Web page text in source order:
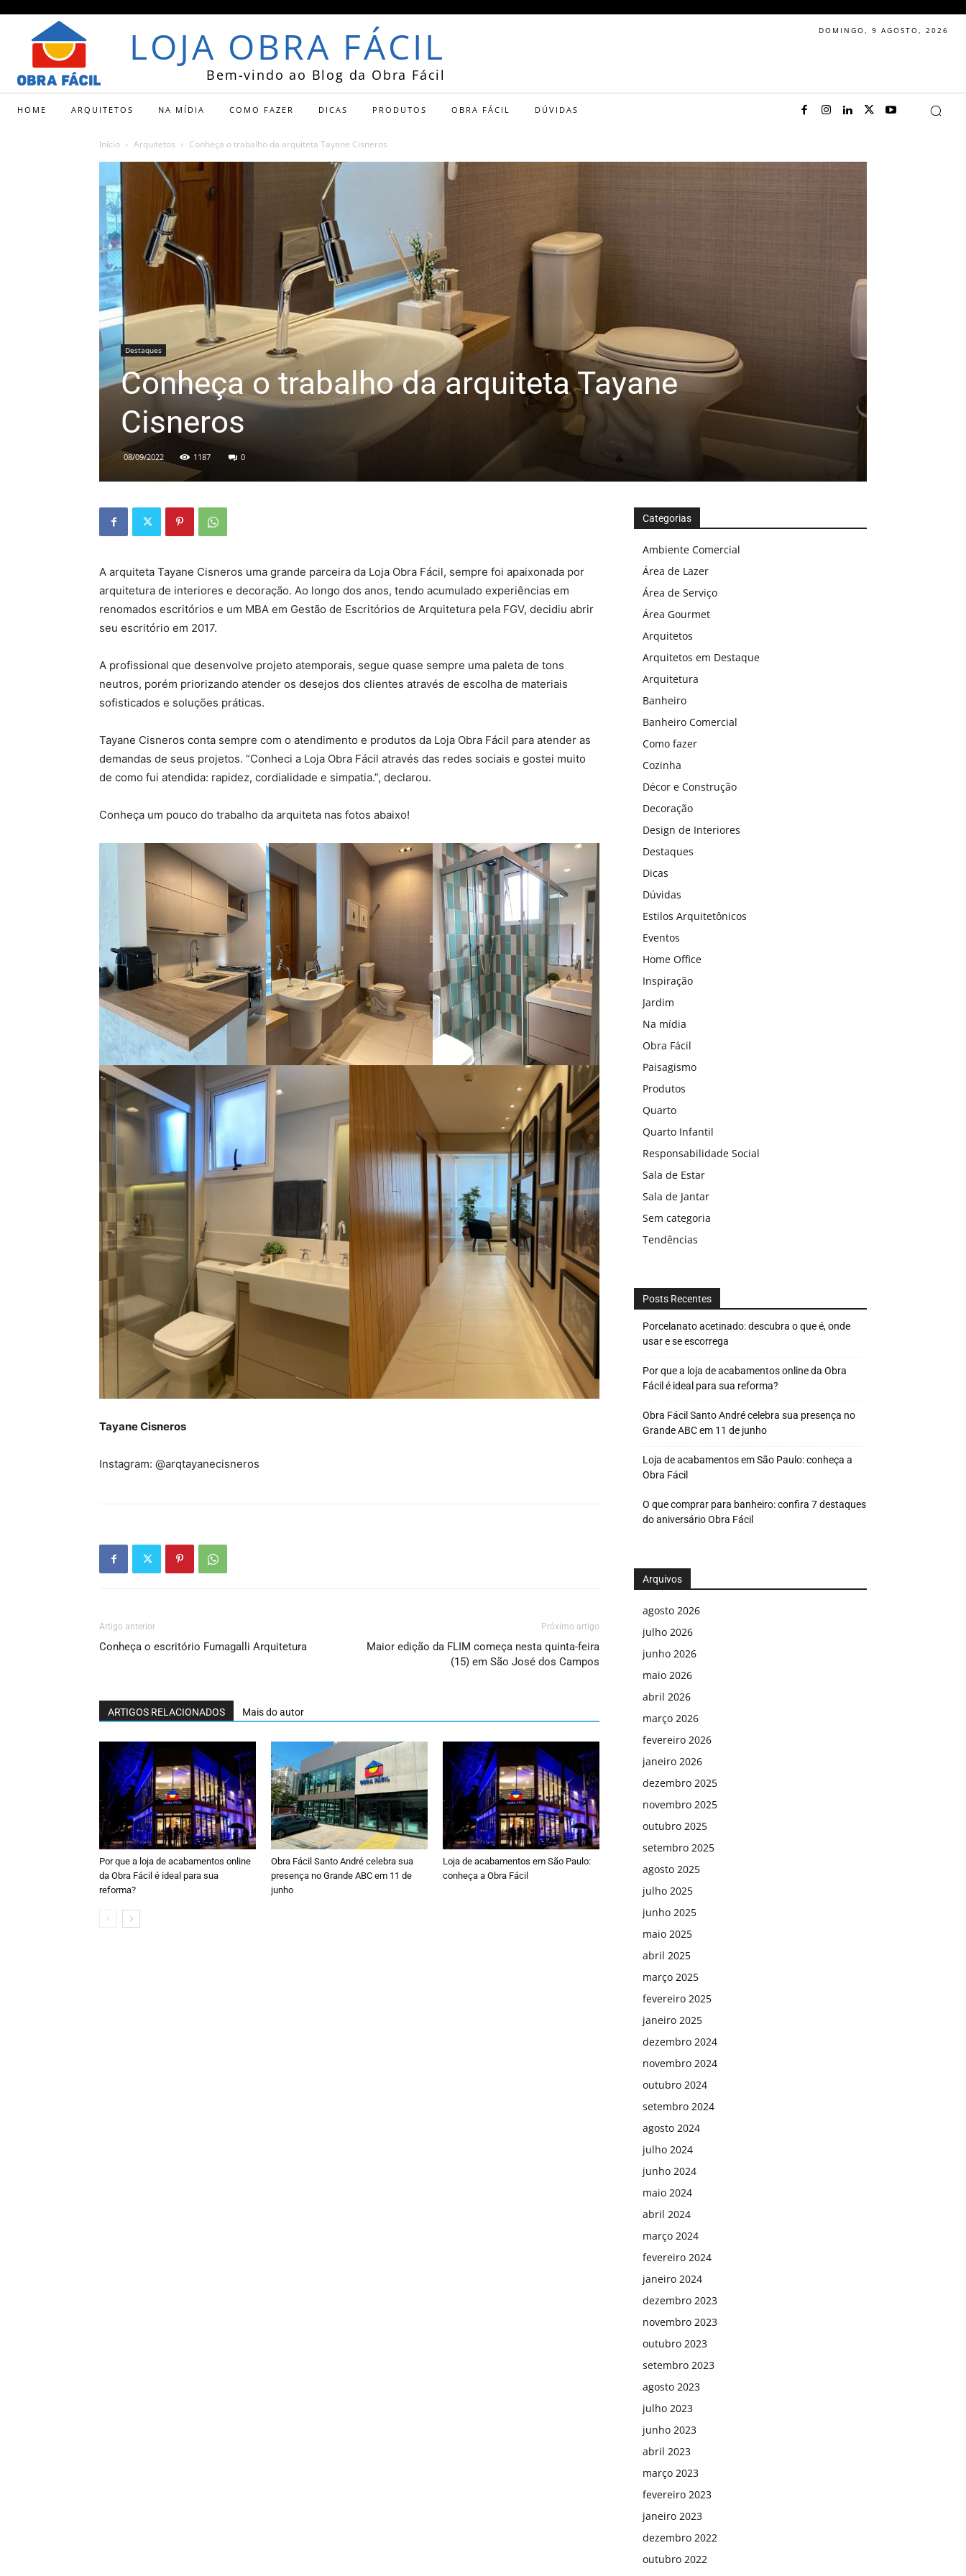
DOMINGO, 9 AGOSTO, 2026
LOJA OBRA FÁCIL
Bem-vindo ao Blog da Obra Fácil
HOME ARQUITETOS NA MÍDIA COMO FAZER DICAS PRODUTOS OBRA FÁCIL DÚVIDAS
Início Arquitetos Conheça o trabalho da arquiteta Tayane Cisneros
Destaques
Conheça o trabalho da arquiteta Tayane
Cisneros
08/09/2022 1187 0
A arquiteta Tayane Cisneros uma grande parceira da Loja Obra Fácil, sempre foi apaixonada por
arquitetura de interiores e decoração. Ao longo dos anos, tendo acumulado experiências em
renomados escritórios e um MBA em Gestão de Escritórios de Arquitetura pela FGV, decidiu abrir
seu escritório em 2017.
A profissional que desenvolve projeto atemporais, segue quase sempre uma paleta de tons
neutros, porém priorizando atender os desejos dos clientes através de escolha de materiais
sofisticados e soluções práticas.
Tayane Cisneros conta sempre com o atendimento e produtos da Loja Obra Fácil para atender as
demandas de seus projetos. “Conheci a Loja Obra Fácil através das redes sociais e gostei muito
de como fui atendida: rapidez, cordialidade e simpatia.”, declarou.
Conheça um pouco do trabalho da arquiteta nas fotos abaixo!
Tayane Cisneros
Instagram: @arqtayanecisneros
Artigo anterior
Conheça o escritório Fumagalli Arquitetura
Próximo artigo
Maior edição da FLIM começa nesta quinta-feira
(15) em São José dos Campos
ARTIGOS RELACIONADOS Mais do autor
Por que a loja de acabamentos online
da Obra Fácil é ideal para sua
reforma?
Obra Fácil Santo André celebra sua
presença no Grande ABC em 11 de
junho
Loja de acabamentos em São Paulo:
conheça a Obra Fácil
Categorias
Ambiente Comercial
Área de Lazer
Área de Serviço
Área Gourmet
Arquitetos
Arquitetos em Destaque
Arquitetura
Banheiro
Banheiro Comercial
Como fazer
Cozinha
Décor e Construção
Decoração
Design de Interiores
Destaques
Dicas
Dúvidas
Estilos Arquitetônicos
Eventos
Home Office
Inspiração
Jardim
Na mídia
Obra Fácil
Paisagismo
Produtos
Quarto
Quarto Infantil
Responsabilidade Social
Sala de Estar
Sala de Jantar
Sem categoria
Tendências
Posts Recentes
Porcelanato acetinado: descubra o que é, onde
usar e se escorrega
Por que a loja de acabamentos online da Obra
Fácil é ideal para sua reforma?
Obra Fácil Santo André celebra sua presença no
Grande ABC em 11 de junho
Loja de acabamentos em São Paulo: conheça a
Obra Fácil
O que comprar para banheiro: confira 7 destaques
do aniversário Obra Fácil
Arquivos
agosto 2026
julho 2026
junho 2026
maio 2026
abril 2026
março 2026
fevereiro 2026
janeiro 2026
dezembro 2025
novembro 2025
outubro 2025
setembro 2025
agosto 2025
julho 2025
junho 2025
maio 2025
abril 2025
março 2025
fevereiro 2025
janeiro 2025
dezembro 2024
novembro 2024
outubro 2024
setembro 2024
agosto 2024
julho 2024
junho 2024
maio 2024
abril 2024
março 2024
fevereiro 2024
janeiro 2024
dezembro 2023
novembro 2023
outubro 2023
setembro 2023
agosto 2023
julho 2023
junho 2023
abril 2023
março 2023
fevereiro 2023
janeiro 2023
dezembro 2022
outubro 2022